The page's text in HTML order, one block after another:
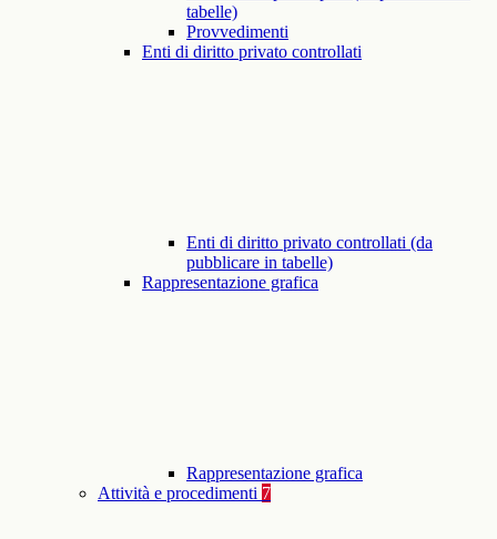
tabelle)
Provvedimenti
Enti di diritto privato controllati
Enti di diritto privato controllati (da
pubblicare in tabelle)
Rappresentazione grafica
Rappresentazione grafica
Attività e procedimenti 7